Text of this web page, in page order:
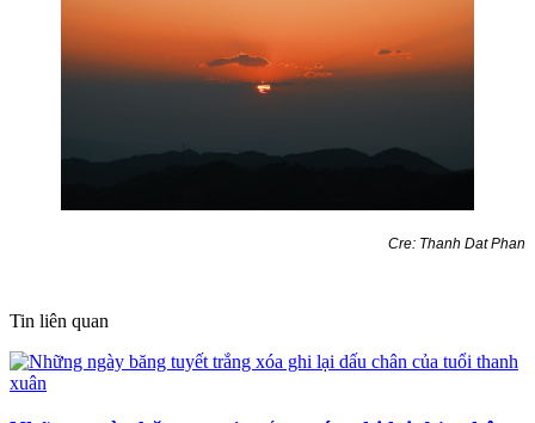
Cre: Thanh Dat Phan
Tin liên quan